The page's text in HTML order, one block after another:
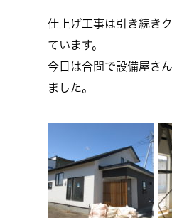
仕上げ工事は引き続き
ています。
今日は合間で設備屋さ
ました。